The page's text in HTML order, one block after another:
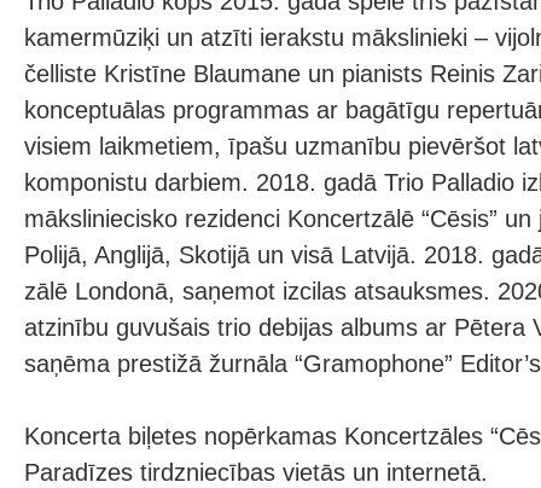
kamermūziķi un atzīti ierakstu mākslinieki –
čelliste Kristīne Blaumane un pianists Reinis
konceptuālas programmas ar bagātīgu
visiem laikmetiem, īpašu uzmanību pievēršot
komponistu darbiem. 2018. gadā Trio Palladio
māksliniecisko rezidenci Koncertzālē “Cēsis”
Polijā, Anglijā, Skotijā un visā Latvijā. 2018.
zālē Londonā, saņemot izcilas atsauksmes.
atzinību guvušais trio debijas albums ar Pētera
saņēma prestižā žurnāla “Gramophone”
Koncerta biļetes nopērkamas Koncertzāles
Paradīzes tirdzniecības vietās un internetā.